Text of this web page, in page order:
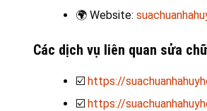
🌍 Website:
Các dịch vụ liên quan sửa
☑️ https://
☑️ https://